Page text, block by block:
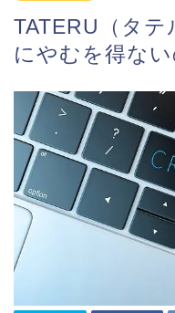
TATERU（タテ
にやむを得ない